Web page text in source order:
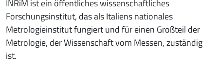
INRiM ist ein öffentliches wissenschaftliches
Forschungsinstitut, das als Italiens nationales
Metrologieinstitut fungiert und für einen Großteil der
Metrologie, der Wissenschaft vom Messen, zuständig
ist.